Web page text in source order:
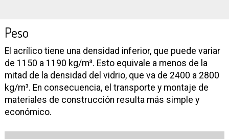
Peso
El acrílico tiene una densidad inferior, que puede variar
de 1150 a 1190 kg/m­³. Esto equivale a menos de la
mitad de la densidad del vidrio, que va de 2400 a 2800
kg/m³. En consecuencia, el transporte y montaje de
materiales de construcción resulta más simple y
económico.